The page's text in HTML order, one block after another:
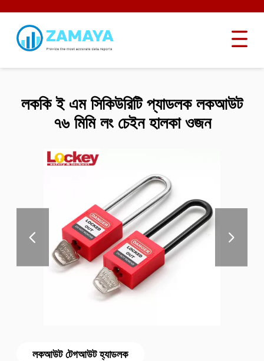
লকআউট টেগআউট হ্যাডলক
লককি ই এম সিকিউরিটি প্যাডলক লকআউট
৭৬ মিমি লং চেইন হালকা ওজন